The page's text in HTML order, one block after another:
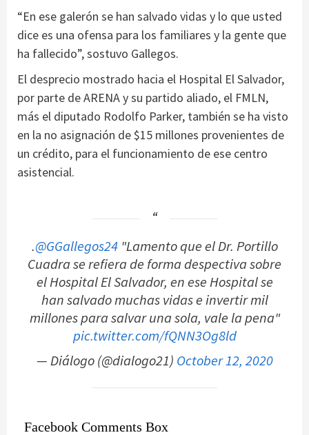
“En ese galerón se han salvado vidas y lo que usted
dice es una ofensa para los familiares y la gente que
ha fallecido”, sostuvo Gallegos.
El desprecio mostrado hacia el Hospital El Salvador,
por parte de ARENA y su partido aliado, el FMLN,
más el diputado Rodolfo Parker, también se ha visto
en la no asignación de $15 millones provenientes de
un crédito, para el funcionamiento de ese centro
asistencial.
.@GGallegos24"Lamento que el Dr. Portillo
Cuadra se refiera de forma despectiva sobre
el Hospital El Salvador, en ese Hospital se
han salvado muchas vidas e invertir mil
millones para salvar una sola, vale la pena"
pic.twitter.com/fQNN3Og8ld
— Diálogo (@dialogo21) October 12, 2020
Facebook Comments Box